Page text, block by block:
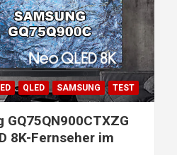
QLED SAMSUNG TEST
GQ75QN900CTXZG
8K-Fernseher im